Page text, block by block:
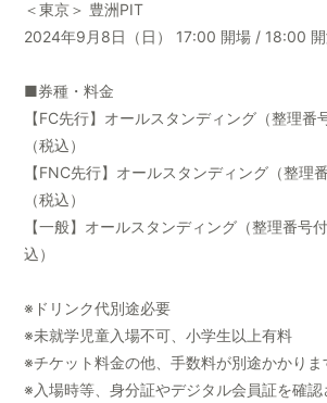
＜東京＞ 豊洲PIT
2024年9月8日（日） 17:00 開場 / 18:00
■券種・料金
【FC先行】オールスタンディング（整理
（税込）
【FNC先行】オールスタンディング（整
（税込）
【一般】オールスタンディング（整理番
込）
※ドリンク代別途必要
※未就学児童入場不可、小学生以上有料
※チケット料金の他、手数料が別途かかりま
※入場時等、身分証やデジタル会員証を確